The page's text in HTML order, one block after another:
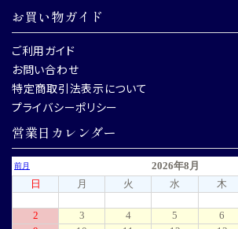
お買い物ガイド
ご利用ガイド
お問い合わせ
特定商取引法表示について
プライバシーポリシー
営業日カレンダー